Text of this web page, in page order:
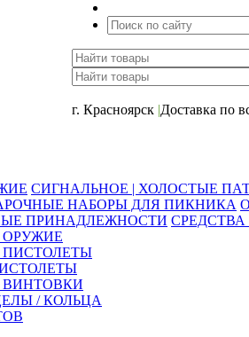
г. Красноярск |Доставка по
СИГНАЛЬНОЕ | ХОЛОСТЫЕ
НАБОРЫ ДЛЯ ПИКНИКА
ПРИНАДЛЕЖНОСТИ
/ КОЛЬЦА